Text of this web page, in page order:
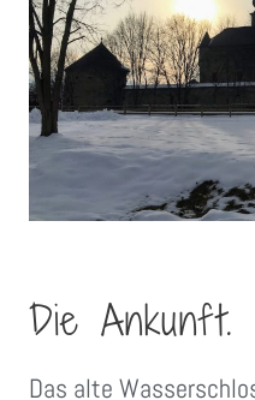
Die Ankunft.
Das alte